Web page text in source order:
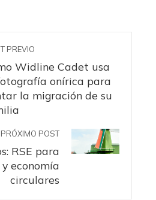
PREVIO
Widline Cadet usa
onírica para
la migración de su
PRÓXIMO POST
RSE para
economía
circulares